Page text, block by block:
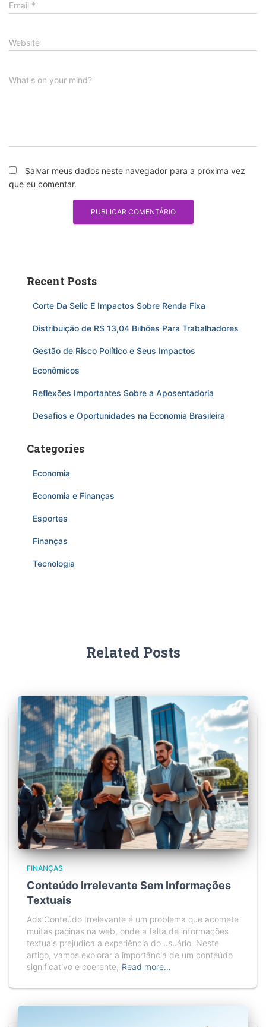
Email *
Website
What's on your mind?
Salvar meus dados neste navegador para a próxima vez
que eu comentar.
Recent Posts
Corte Da Selic E Impactos Sobre Renda Fixa
Distribuição de R$ 13,04 Bilhões Para Trabalhadores
Gestão de Risco Político e Seus Impactos
Econômicos
Reflexões Importantes Sobre a Aposentadoria
Desafios e Oportunidades na Economia Brasileira
Categories
Economia
Economia e Finanças
Esportes
Finanças
Tecnologia
Related Posts
FINANÇAS
Conteúdo Irrelevante Sem Informações
Textuais
Ads Conteúdo Irrelevante é um problema que acomete
muitas páginas na web, onde a falta de informações
textuais prejudica a experiência do usuário. Neste
artigo, vamos explorar a importância de um conteúdo
significativo e coerente, Read more…